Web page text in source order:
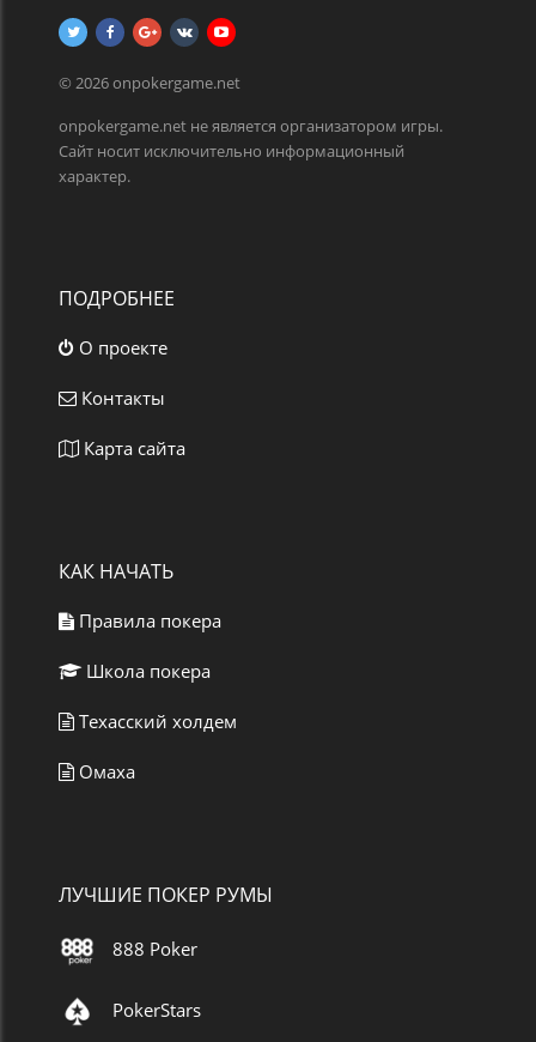
© 2026 onpokergame.net
onpokergame.net не является организатором игры.
Сайт носит исключительно информационный
характер.
ПОДРОБНЕЕ
О проекте
Контакты
Карта сайта
КАК НАЧАТЬ
Правила покера
Школа покера
Техасский холдем
Омаха
ЛУЧШИЕ ПОКЕР РУМЫ
888 Poker
PokerStars